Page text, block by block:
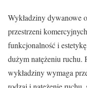
Wykładziny dywanowe
przestrzeni
funkcjonalność i
dużym natężeniu ruchu.
wykładziny wymaga